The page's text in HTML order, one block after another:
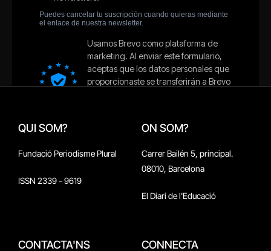
QUI SOM?
Fundació Periodisme Plural
ISSN 2339 - 9619
ON SOM?
Carrer Bailén 5, principal.
08010, Barcelona
El Diari de l'Educació
CONTACTA'NS CONNECTA